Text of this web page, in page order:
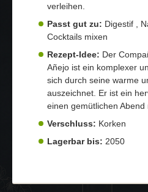
verleihen.
Passt gut zu: Digestif ,
Cocktails mixen
Rezept-Idee: Der
Añejo ist ein komplexer
sich durch seine warme
auszeichnet. Er ist ein
einen gemütlichen Abend
Verschluss: Korken
Lagerbar bis: 2050